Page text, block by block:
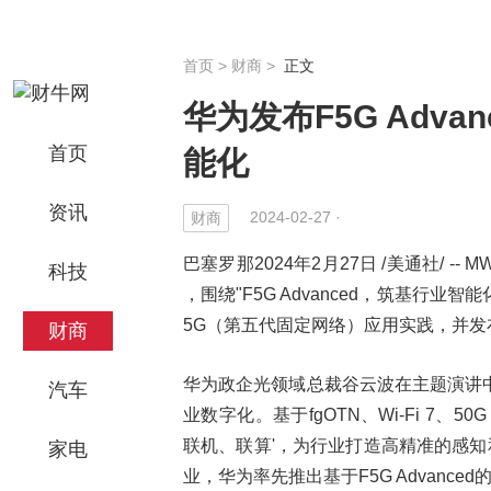
首页
资讯
科技
财商
汽车
家电
首页 > 财商 > 正文
华为发布F5G
能化
财商 2024-02-27 ·
巴塞罗那2024年2月27日 /美通社/ --
，围绕"F5G Advanced，筑基行业智
5G（第五代固定网络）应用实践，并
华为政企光领域总裁谷云波在主题演
业数字化。基于fgOTN、Wi-Fi 7、
联机、联算'，为行业打造高精准的感
业，华为率先推出基于F5G Advanced